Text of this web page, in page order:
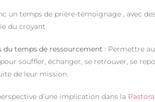
un temps de prière-témoignage , avec des
du croyant.
du temps de ressourcement : Permettre
souffler, échanger, se retrouver, se
de leur mission.
d’une implication dans la